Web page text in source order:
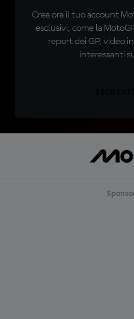
Crea ora il tuo account
esclusivi, come la
report dei GP, video
interessanti